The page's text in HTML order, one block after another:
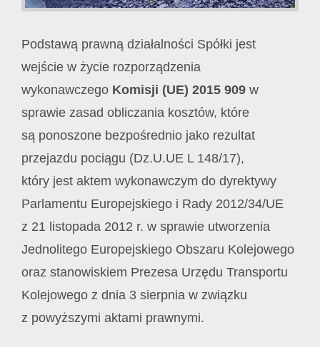
Podstawą prawną działalności Spółki jest
wejście w życie rozporządzenia
wykonawczego Komisji (UE) 2015 909 w
sprawie zasad obliczania kosztów, które
są ponoszone bezpośrednio jako rezultat
przejazdu pociągu (Dz.U.UE L 148/17),
który jest aktem wykonawczym do dyrektywy
Parlamentu Europejskiego i Rady 2012/34/UE
z 21 listopada 2012 r. w sprawie utworzenia
Jednolitego Europejskiego Obszaru Kolejowego
oraz stanowiskiem Prezesa Urzędu Transportu
Kolejowego z dnia 3 sierpnia w związku
z powyższymi aktami prawnymi.